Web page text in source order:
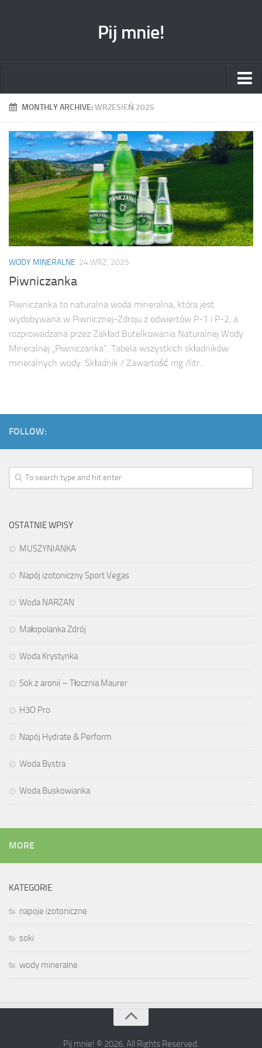
Pij mnie!
Strona główna
O blogu
kontakt
MONTHLY ARCHIVE:WRZESIEŃ 2025
WODY MINERALNE 24 WRZ, 2025
Piwniczanka
Piwniczanka to naturalna woda mineralna, która jest
wydobywana w Piwnicznej-Zdroju z odwiertów P-1 i P-2, a
rozprowadzana przez Zakład Butelkowania Naturalnej Wody
Mineralnej „Piwniczanka”. Tabela wszystkich składników
mineralnych wody: Składnik / Zawartość mg /litr...
FOLLOW:
OSTATNIE WPISY
MUSZYNIANKA
Napój izotoniczny Sport Vegas
Woda NARZAN
Małopolanka Zdrój
Woda Krystynka
Sok z aronii – Tłocznia Maurer
H3O Pro
Napój Hydrate & Perform
Woda Bystra
Woda Buskowianka
MORE
KATEGORIE
napoje izotoniczne
soki
wody mineralne
Pij mnie! © 2026. All Rights Reserved.